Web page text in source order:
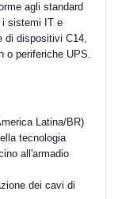
agli standard
i sistemi IT e
di dispositivi C14,
o periferiche UPS.
Latina/BR)
tecnologia
all'armadio
dei cavi di